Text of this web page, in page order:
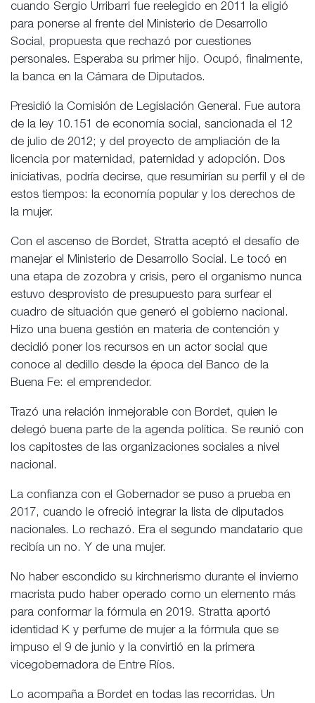
cuando Sergio Urribarri fue reelegido en 2011 la eligió
para ponerse al frente del Ministerio de Desarrollo
Social, propuesta que rechazó por cuestiones
personales. Esperaba su primer hijo. Ocupó, finalmente,
la banca en la Cámara de Diputados.
Presidió la Comisión de Legislación General. Fue autora
de la ley 10.151 de economía social, sancionada el 12
de julio de 2012; y del proyecto de ampliación de la
licencia por maternidad, paternidad y adopción. Dos
iniciativas, podría decirse, que resumirían su perfil y el de
estos tiempos: la economía popular y los derechos de
la mujer.
Con el ascenso de Bordet, Stratta aceptó el desafío de
manejar el Ministerio de Desarrollo Social. Le tocó en
una etapa de zozobra y crisis, pero el organismo nunca
estuvo desprovisto de presupuesto para surfear el
cuadro de situación que generó el gobierno nacional.
Hizo una buena gestión en materia de contención y
decidió poner los recursos en un actor social que
conoce al dedillo desde la época del Banco de la
Buena Fe: el emprendedor.
Trazó una relación inmejorable con Bordet, quien le
delegó buena parte de la agenda política. Se reunió con
los capitostes de las organizaciones sociales a nivel
nacional.
La confianza con el Gobernador se puso a prueba en
2017, cuando le ofreció integrar la lista de diputados
nacionales. Lo rechazó. Era el segundo mandatario que
recibía un no. Y de una mujer.
No haber escondido su kirchnerismo durante el invierno
macrista pudo haber operado como un elemento más
para conformar la fórmula en 2019. Stratta aportó
identidad K y perfume de mujer a la fórmula que se
impuso el 9 de junio y la convirtió en la primera
vicegobernadora de Entre Ríos.
Lo acompaña a Bordet en todas las recorridas. Un